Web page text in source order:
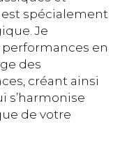
spécialement
Je
en
des
créant ainsi
s’harmonise
de votre